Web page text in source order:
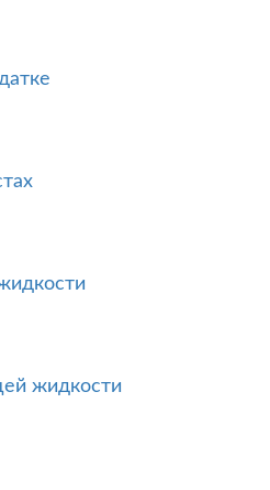
жидкости